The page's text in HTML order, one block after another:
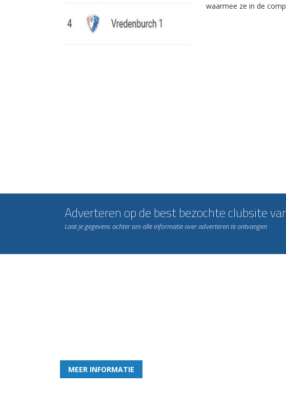
waarmee ze in de
Adverteren op de best bezochte clubsite
Laat je gegevens achter om alle informatie over adverteren te ontvangen
MEER INFORMATIE